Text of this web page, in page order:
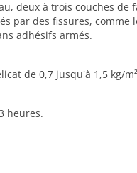
deux à trois couches de
par des fissures,
adhésifs armés.
de 0,7 jusqu'à 1,5 kg/
heures.